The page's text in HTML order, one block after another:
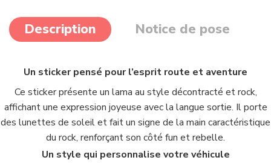
Description Notice de pose
Un sticker pensé pour l’esprit route et aventure
Ce sticker présente un lama au style décontracté et rock,
affichant une expression joyeuse avec la langue sortie. Il porte
des lunettes de soleil et fait un signe de la main caractéristique
du rock, renforçant son côté fun et rebelle.
Un style qui personnalise votre véhicule